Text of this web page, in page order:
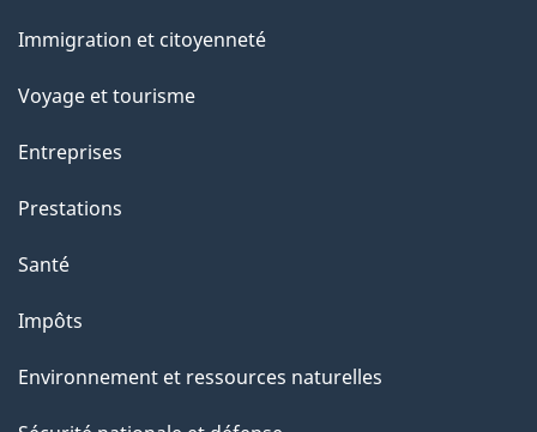
g
e
c
i
o
s
u
c
e
sujets
Immigration et citoyenneté
Voyage et tourisme
Entreprises
Prestations
Santé
Impôts
Environnement et ressources naturelles